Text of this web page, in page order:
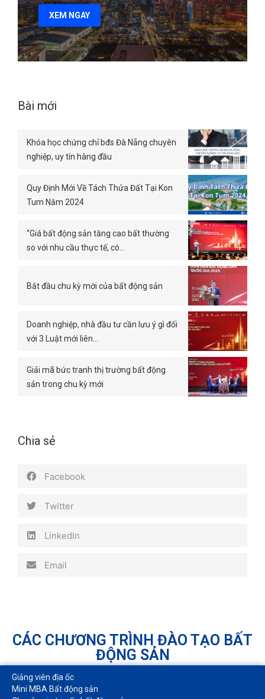
XEM NGAY
Bài mới
Khóa học chứng chỉ bđs Đà Nẵng chuyên
nghiệp, uy tín hàng đầu
Quy Định Mới Về Tách Thửa Đất Tại Kon
Tum Năm 2024
“Giá bất động sản tăng cao bất thường
so với nhu cầu thực tế, có…
Bắt đầu chu kỳ mới của bất động sản
Doanh nghiệp, nhà đầu tư cần lưu ý gì đối
với 3 Luật mới liên…
Giải mã bức tranh thị trường bất động
sản trong chu kỳ mới
Chia sẻ
Facebook
Twitter
LinkedIn
Email
CÁC CHƯƠNG TRÌNH ĐÀO TẠO BẤT
ĐỘNG SẢN
Giảng viên địa ốc
Mini MBA Bất động sản